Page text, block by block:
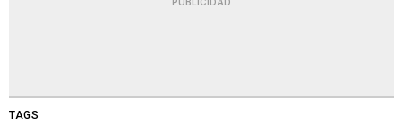
PUBLICIDAD
TAGS